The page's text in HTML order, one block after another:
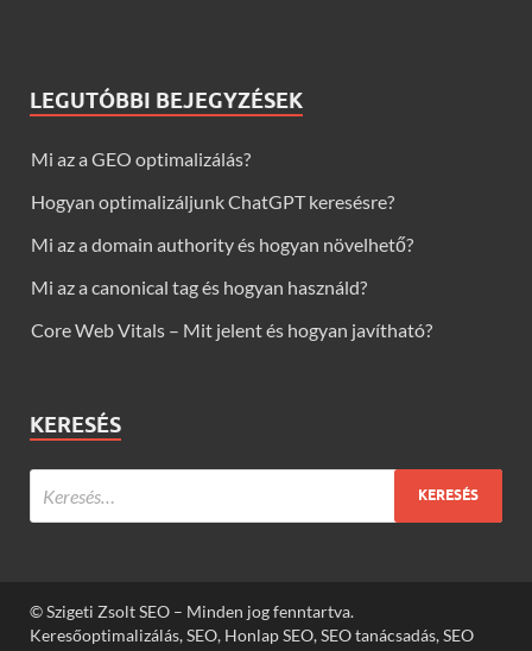
LEGUTÓBBI BEJEGYZÉSEK
Mi az a GEO optimalizálás?
Hogyan optimalizáljunk ChatGPT keresésre?
Mi az a domain authority és hogyan növelhető?
Mi az a canonical tag és hogyan használd?
Core Web Vitals – Mit jelent és hogyan javítható?
KERESÉS
© Szigeti Zsolt SEO – Minden jog fenntartva.
Keresőoptimalizálás, SEO, Honlap SEO, SEO tanácsadás, SEO